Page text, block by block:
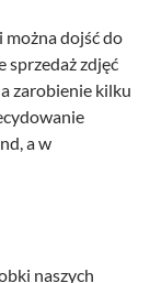
można dojść do
sprzedaż zdjęć
zarobienie kilku
a w
naszych